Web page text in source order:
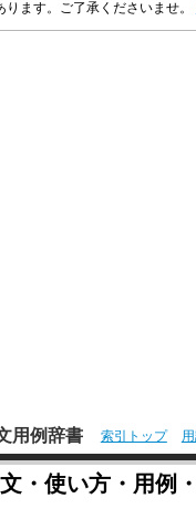
ます。ご了承くださいませ。
用例辞書 索引トップ
・使い方・用例